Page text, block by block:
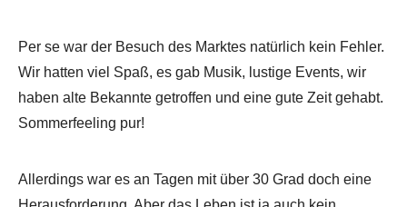
Per se war der Besuch des Marktes natürlich kein Fehler.
Wir hatten viel Spaß, es gab Musik, lustige Events, wir
haben alte Bekannte getroffen und eine gute Zeit gehabt.
Sommerfeeling pur!
Allerdings war es an Tagen mit über 30 Grad doch eine